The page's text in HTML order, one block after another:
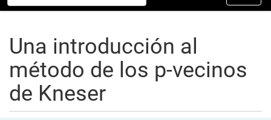
Búsqueda Avanzada…
v
Una introducción al
método de los p-vecinos
de Kneser